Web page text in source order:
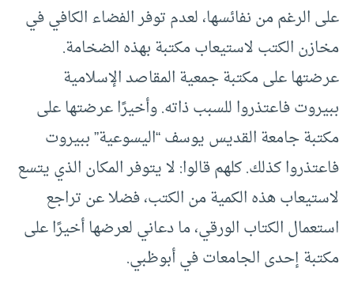
على الرغم من نفائسها، لعدم توفر الفضاء الكافي في
مخازن الكتب لاستيعاب مكتبة بهذه الضخامة.
عرضتها على مكتبة جمعية المقاصد الإسلامية
ببيروت فاعتذروا للسبب ذاته. وأخيرًا عرضتها على
مكتبة جامعة القديس يوسف “اليسوعية” ببيروت
فاعتذروا كذلك. كلهم قالوا: لا يتوفر المكان الذي يتسع
لاستيعاب هذه الكمية من الكتب، فضلا عن تراجع
استعمال الكتاب الورقي، ما دعاني لعرضها أخيرًا على
مكتبة إحدى الجامعات في أبوظبي.